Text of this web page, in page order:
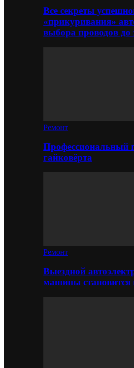
Все секреты
«прикуривания»
выбора проводов до
Ремонт
Профессиональный
гайковёрта
Ремонт
Выездной
машины становится